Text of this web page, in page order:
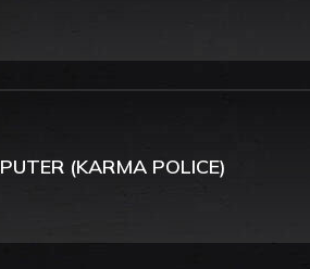
(KARMA POLICE)